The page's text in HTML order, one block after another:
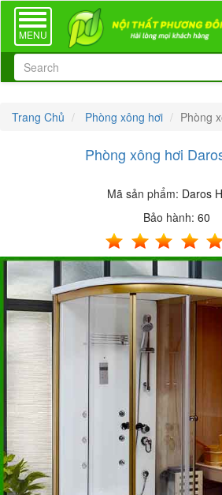
TOGGLE
NAVIGATION
MENU
Trang Chủ Phòng xông hơi Phòng
Phòng xông hơi
Mã sản phẩm: Daros
Bảo hành: 60